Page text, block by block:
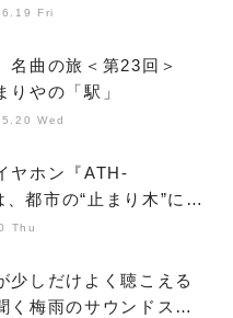
ト Fri
名曲の旅＜第23回＞
りやの「駅」
Wed
ヤホン『ATH-
都市の“止まり木”にな
ソングライター浮
Thu
少しだけよく聴こえる
く梅雨のサウンドス